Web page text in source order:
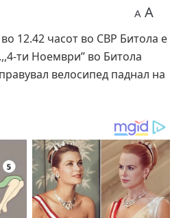
A A
12.42 часот во СВР Битола е
ти Ноември’’ во Битола
велосипед паднал на